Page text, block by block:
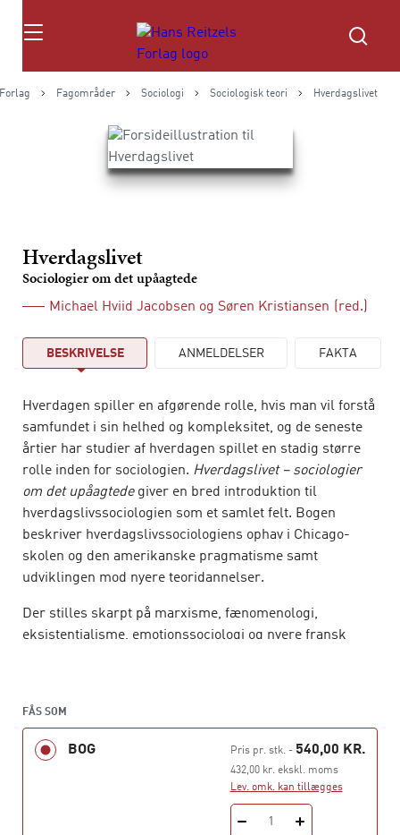
Søg
Fagområder Sociologi Sociologisk teori Hverdagslivet
Hverdagslivet
Sociologier om det upåagtede
Michael Hviid Jacobsen og Søren Kristiansen (red.)
BESKRIVELSE ANMELDELSER FAKTA
Hverdagen spiller en afgørende rolle, hvis man vil forstå
samfundet i sin helhed og kompleksitet, og de seneste
årtier har studier af hverdagen spillet en stadig større
rolle inden for sociologien. Hverdagslivet – sociologier
om det upåagtedegiver en bred introduktion til
hverdagslivssociologien som et samlet felt. Bogen
beskriver hverdagslivssociologiens ophav i Chicago-
skolen og den amerikanske pragmatisme samt
udviklingen mod nyere teoridannelser.
Der stilles skarpt på marxisme, fænomenologi,
eksistentialisme, emotionssociologi og nyere fransk
Goffman, Garfinkel, Sacks og Schegloff. Bogen er rettet
mod studerende og undervisere på universiteter og
Bogen foreligger her i en gennemrevideret og ajourført
FÅS SOM
BOG Pris pr. stk.- 540,00 KR.
432,00 kr. ekskl. moms
Lev. omk. kan tillægges
1